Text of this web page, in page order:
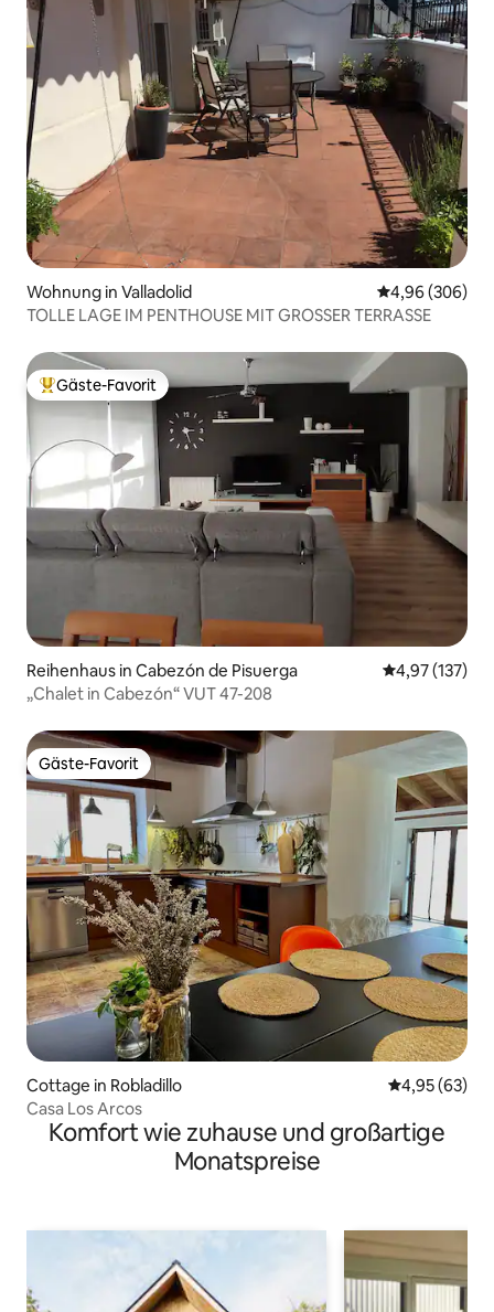
Wohnung in Valladolid
4,96 (306)
TOLLE LAGE IM PENTHOUSE MIT GROSSER TERRASSE
Beliebter Gäste-Favorit.
Gäste-Favorit
Reihenhaus in Cabezón de Pisuerga
4,97 (137)
„Chalet in Cabezón“ VUT 47-208
Gäste-Favorit
Gäste-Favorit
Cottage in Robladillo
4,95 (63)
Casa Los Arcos
Komfort wie zuhause und großartige
Monatspreise